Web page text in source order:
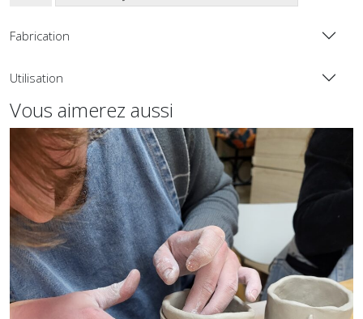
Décoration
émaillée
-
1h00
Fabrication
Utilisation
Vous aimerez aussi